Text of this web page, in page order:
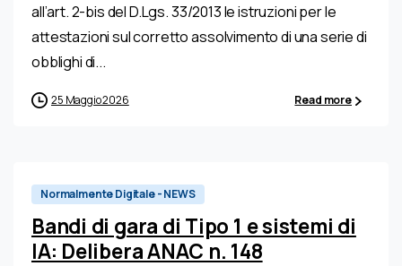
all’art. 2-bis del D.Lgs. 33/2013 le istruzioni per le
attestazioni sul corretto assolvimento di una serie di
obblighi di...
25 Maggio 2026 Read more
Normalmente Digitale - NEWS
Bandi di gara di Tipo 1 e sistemi di
IA: Delibera ANAC n. 148